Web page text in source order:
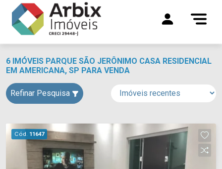
6 IMÓVEIS PARQUE SÃO JERÔNIMO CASA RESIDENCIAL
EM AMERICANA, SP PARA VENDA
Refinar Pesquisa
Cód. 11647